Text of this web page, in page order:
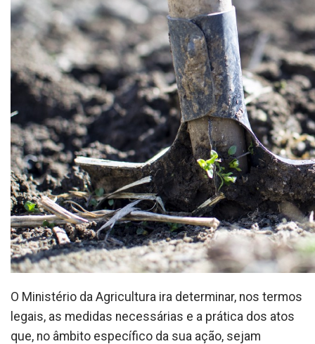
O Ministério da Agricultura ira determinar, nos termos
legais, as medidas necessárias e a prática dos atos
que, no âmbito específico da sua ação, sejam